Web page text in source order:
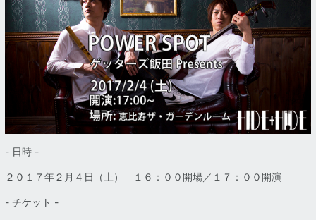
- 日時 -
２０１７年２月４日（土） １６：００開場／１７：００開演
- チケット -